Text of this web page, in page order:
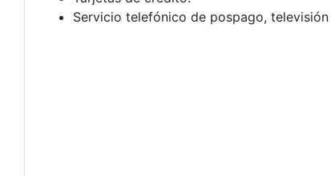
Servicio telefónico de pospago,